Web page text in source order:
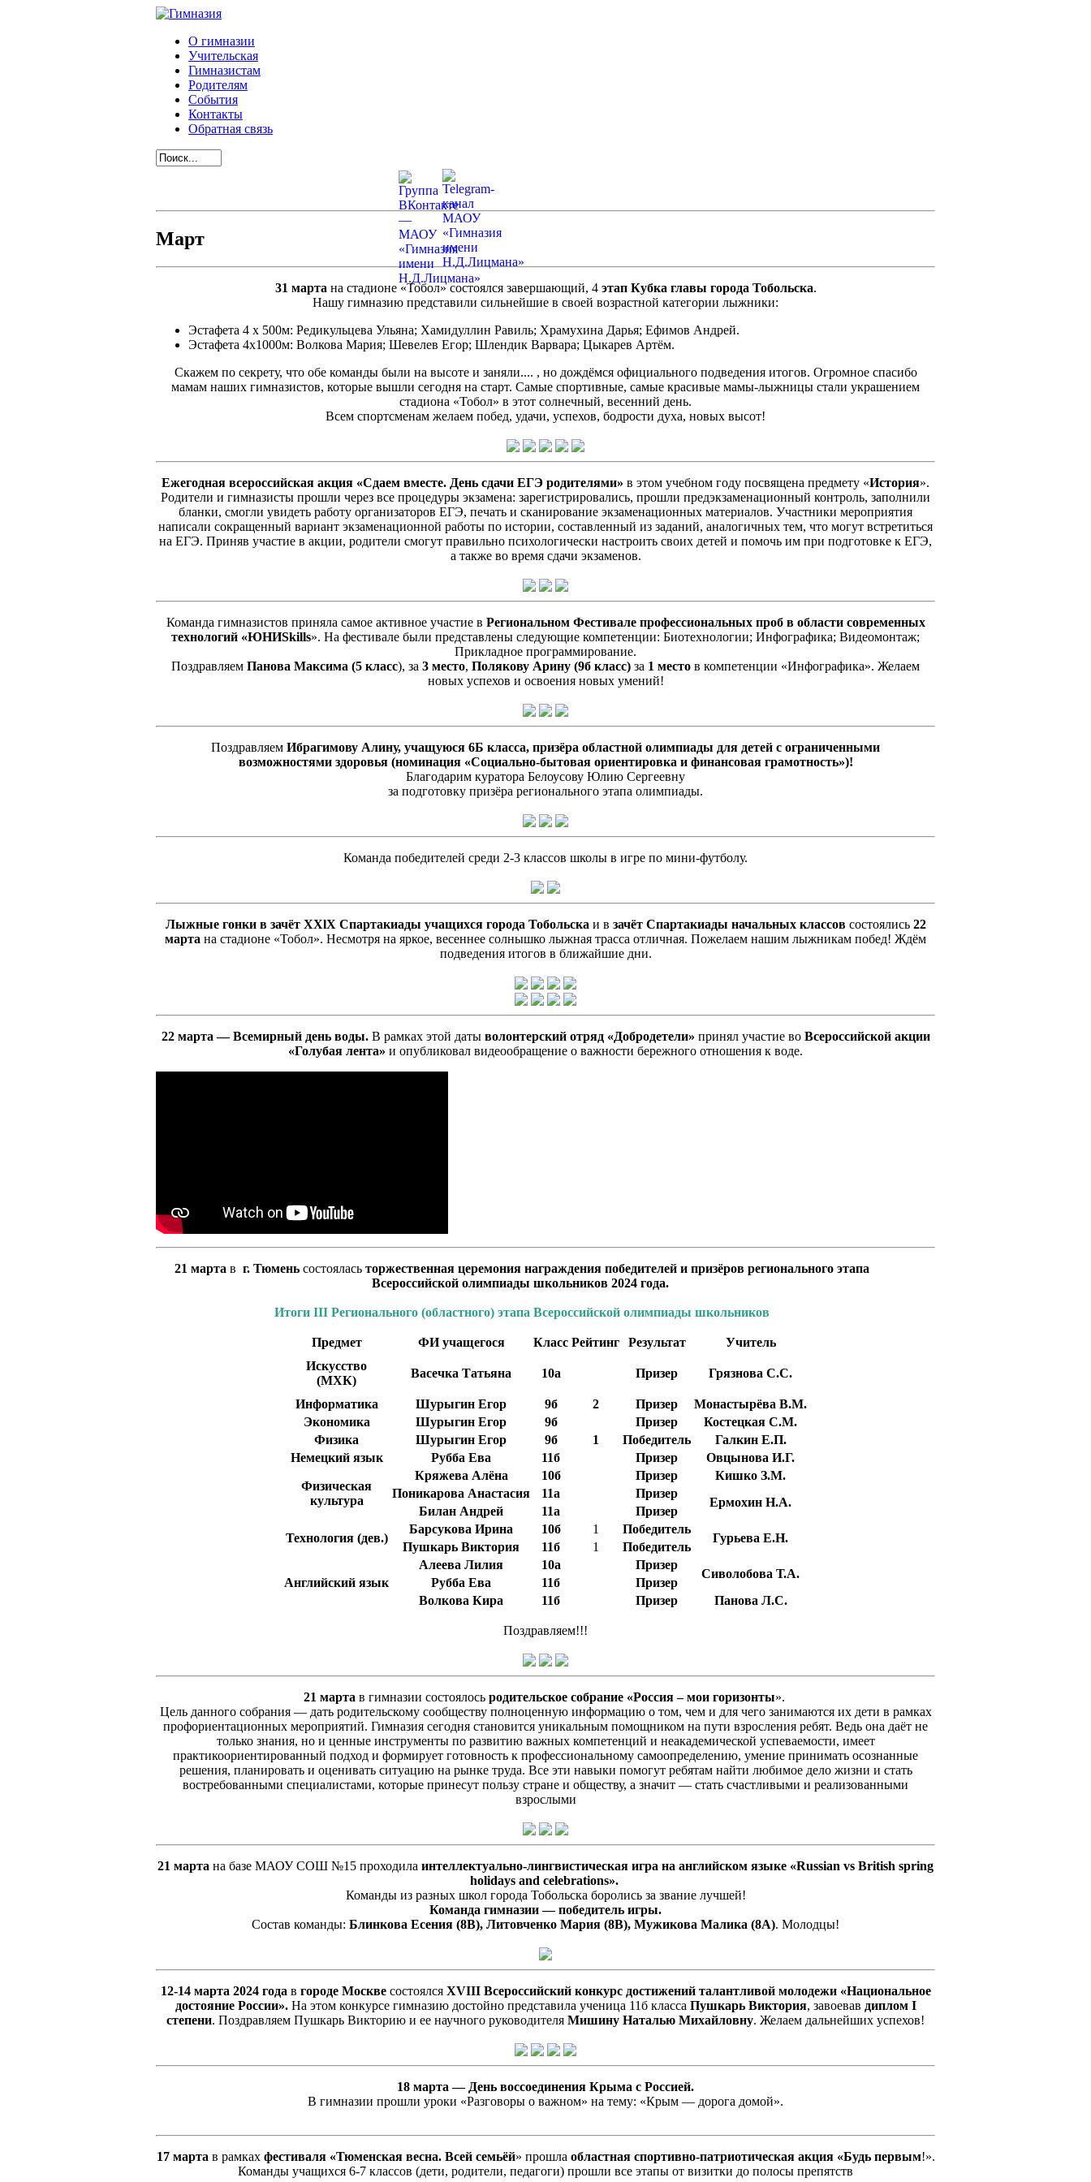
О гимназии
Учительская
Гимназистам
Родителям
События
Контакты
Обратная связь
Март
31 марта на стадионе «Тобол» состоялся завершающий, 4этап Кубка главы города Тобольска.
Нашу гимназию представили сильнейшие в своей возрастной категории лыжники:
Эстафета 4 х 500м: Редикульцева Ульяна; Хамидуллин Равиль; Храмухина Дарья; Ефимов Андрей.
Эстафета 4х1000м: Волкова Мария; Шевелев Егор; Шлендик Варвара; Цыкарев Артём.
Скажем по секрету, что обе команды были на высоте и заняли.... , но дождёмся официального подведения итогов. Огромное спасибо
мамам наших гимназистов, которые вышли сегодня на старт. Самые спортивные, самые красивые мамы-лыжницы стали украшением
стадиона «Тобол» в этот солнечный, весенний день.
Всем спортсменам желаем побед, удачи, успехов, бодрости духа, новых высот!
Ежегодная всероссийская акция «Сдаем вместе. День сдачи ЕГЭ родителями» в этом учебном году посвящена предмету «История».
Родители и гимназисты прошли через все процедуры экзамена: зарегистрировались, прошли предэкзаменационный контроль, заполнили
бланки, смогли увидеть работу организаторов ЕГЭ, печать и сканирование экзаменационных материалов. Участники мероприятия
написали сокращенный вариант экзаменационной работы по истории, составленный из заданий, аналогичных тем, что могут встретиться
на ЕГЭ. Приняв участие в акции, родители смогут правильно психологически настроить своих детей и помочь им при подготовке к ЕГЭ,
а также во время сдачи экзаменов.
Команда гимназистов приняла самое активное участие в Региональном Фестивале профессиональных проб в области современных
технологий «ЮНИSkills». На фестивале были представлены следующие компетенции: Биотехнологии; Инфографика; Видеомонтаж;
Прикладное программирование.
Поздравляем Панова Максима (5 класс), за 3 место, Полякову Арину (9б класс) за 1 место в компетенции «Инфографика». Желаем
новых успехов и освоения новых умений!
Поздравляем Ибрагимову Алину, учащуюся 6Б класса, призёра областной олимпиады для детей c ограниченными
возможностями здоровья (номинация «Социально-бытовая ориентировка и финансовая грамотность»)!
Благодарим куратора Белоусову Юлию Сергеевну
за подготовку призёра регионального этапа олимпиады.
Команда победителей среди 2-3 классов школы в игре по мини-футболу.
Лыжные гонки в зачёт XXlX Спартакиады учащихся города Тобольска и в зачёт Спартакиады начальных классовсостоялись 22
марта на стадионе «Тобол». Несмотря на яркое, весеннее солнышко лыжная трасса отличная. Пожелаем нашим лыжникам побед! Ждём
подведения итогов в ближайшие дни.
22 марта — Всемирный день воды.В рамках этой даты волонтерский отряд «Добродетели» принял участие во Всероссийской акции
«Голубая лента» и опубликовал видеообращение о важности бережного отношения к воде.
21 марта в г. Тюменьсостоялась торжественная церемония награждения победителей и призёров регионального этапа
Всероссийской олимпиады школьников 2024 года.
Итоги III Регионального (областного) этапа Всероссийской олимпиады школьников
Предмет ФИ учащегося Класс Рейтинг Результат
Учитель
Искусство
(МХК)
Васечка Татьяна 10а Призер Грязнова С.С.
Информатика Шурыгин Егор 9б 2 Призер
Монастырёва В.М.
Экономика
Шурыгин Егор 9б Призер
Костецкая С.М.
Физика
Шурыгин Егор 9б 1 Победитель
Галкин Е.П.
Немецкий язык
Рубба Ева 11б Призер Овцынова И.Г.
Физическая
культура
Кряжева Алёна 10б Призер
Кишко З.М.
Поникарова Анастасия
11а Призер
Ермохин Н.А.
Билан Андрей 11а
Призер
Технология (дев.)
Барсукова Ирина 10б 1 Победитель
Гурьева Е.Н.
Пушкарь Виктория 11б 1 Победитель
Английский язык
Алеева Лилия 10а Призер
Сиволобова Т.А.
Рубба Ева 11б
Призер
Волкова Кира
11б Призер Панова Л.С.
Поздравляем!!!
21 марта в гимназии состоялосьродительское собрание «Россия – мои горизонты».
Цель данного собрания — дать родительскому сообществу полноценную информацию о том, чем и для чего занимаются их дети в рамках
профориентационных мероприятий. Гимназия сегодня становится уникальным помощником на пути взросления ребят. Ведь она даёт не
только знания, но и ценные инструменты по развитию важных компетенций и неакадемической успеваемости, имеет
практикоориентированный подход и формирует готовность к профессиональному самоопределению, умение принимать осознанные
решения, планировать и оценивать ситуацию на рынке труда. Все эти навыки помогут ребятам найти любимое дело жизни и стать
востребованными специалистами, которые принесут пользу стране и обществу, а значит — стать счастливыми и реализованными
взрослыми
21 марта на базе МАОУ СОШ №15 проходила интеллектуально-лингвистическая игра на английском языке «Russian vs British spring
holidays and celebrations».
Команды из разных школ города Тобольска боролись за звание лучшей!
Команда гимназии — победитель игры.
Состав команды: Блинкова Есения (8В), Литовченко Мария (8В), Мужикова Малика (8А). Молодцы!
12-14 марта 2024 года в городе Москвесостоялся XVIII Всероссийский конкурс достижений талантливой молодежи «Национальное
достояние России».На этом конкурсе гимназию достойно представила ученица 11б класса Пушкарь Виктория, завоевав диплом I
степени. Поздравляем Пушкарь Викторию и ее научного руководителя Мишину Наталью Михайловну. Желаем дальнейших успехов!
18 марта — День воссоединения Крыма с Россией.
В гимназии прошли уроки «Разговоры о важном» на тему: «Крым — дорога домой».
17 марта в рамках фестиваля «Тюменская весна. Всей семьёй» прошла областная спортивно-патриотическая акция «Будь первым!».
Команды учащихся 6-7 классов (дети, родители, педагоги) прошли все этапы от визитки до полосы препятств